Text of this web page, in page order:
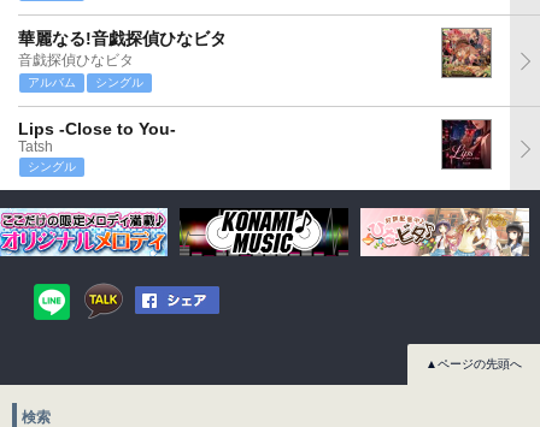
華麗なる!音戯探偵ひなビタ
音戯探偵ひなビタ
アルバム シングル
Lips -Close to You-
Tatsh
シングル
▲ページの先頭へ
検索